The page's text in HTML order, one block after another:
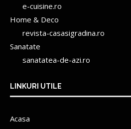
e-cuisine.ro
Home & Deco
revista-casasigradina.ro
Sanatate
sanatatea-de-azi.ro
LINKURI UTILE
Acasa